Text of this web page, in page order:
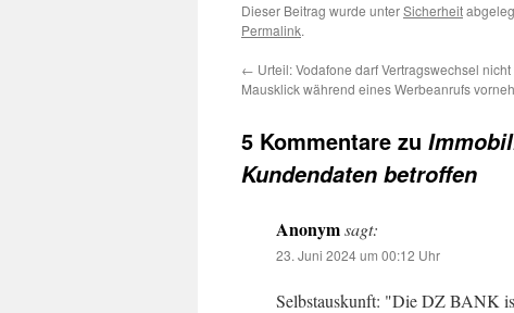
Dieser Beitrag wurde unterSicherheit
Permalink.
← Urteil: Vodafone darf Vertragswechsel
Mausklick während eines Werbeanrufs
5 Kommentare zu
Kundendaten betroffen
Anonymsagt:
23. Juni 2024 um 00:12 Uhr
Selbstauskunft: "Die DZ BANK